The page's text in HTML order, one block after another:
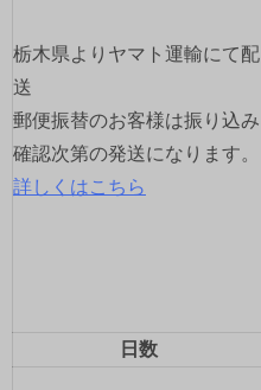
ン
栃木県よりヤマト運輸にて配
送
郵便振替のお客様は振り込み
確認次第の発送になります。
詳しくはこちら
日数